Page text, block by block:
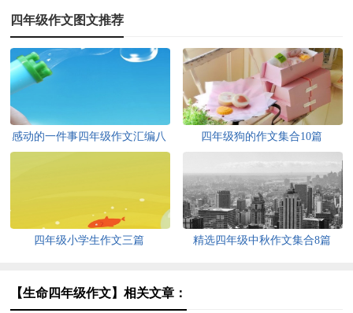
四年级作文图文推荐
感动的一件事四年级作文汇编八
四年级狗的作文集合10篇
四年级小学生作文三篇 精选四年级中秋作文集合8篇
【生命四年级作文】相关文章：